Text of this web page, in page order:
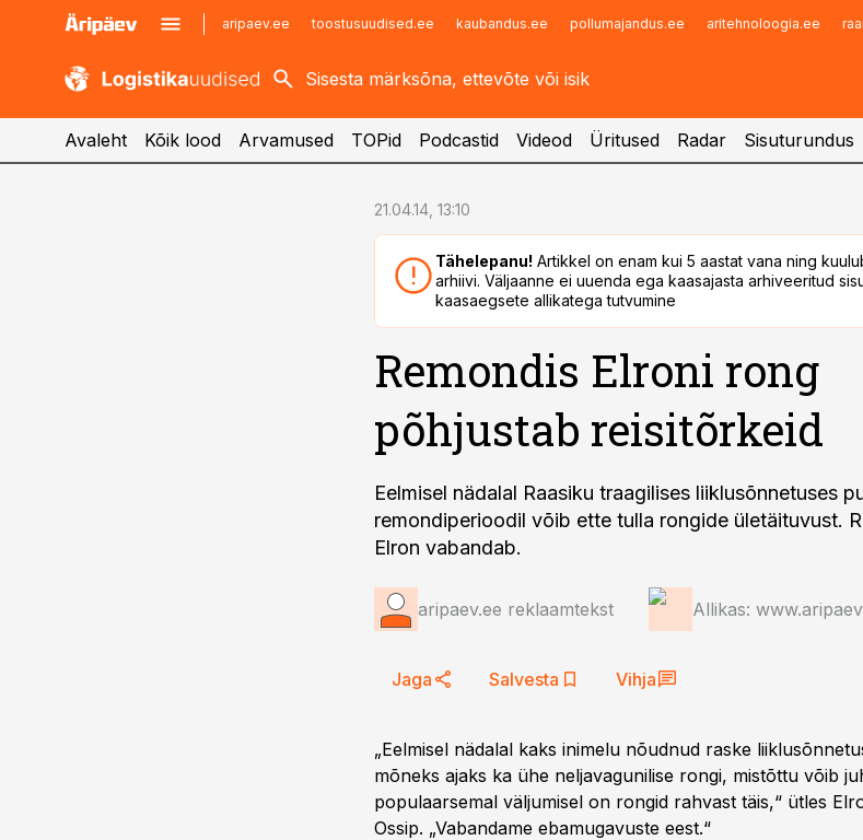
aripaev.ee toostusuudised.ee kaubandus.ee pollumajandus.ee aritehnoloogia.ee
kaubandus.ee
kinnisvarauudised.ee
imelineajalugu.ee
Infopank
Avaleht Kõik lood Arvamused TOPid Podcastid Videod Üritused Radar Sisuturundus
21.04.14, 13:10
Tähelepanu! Artikkel on enam kui 5 aastat vana ning
arhiivi. Väljaanne ei uuenda ega kaasajasta arhiveeritud
kaasaegsete allikatega tutvumine
Remondis Elroni rong
põhjustab reisitõrkeid
Eelmisel nädalal Raasiku traagilises liiklusõnnetuses
remondiperioodil võib ette tulla rongide ületäituvust.
Elron vabandab.
aripaev.ee reklaamtekst Allikas:
Jaga Salvesta Vihja
„Eelmisel nädalal kaks inimelu nõudnud raske
mõneks ajaks ka ühe neljavagunilise rongi, mistõttu võib
populaarsemal väljumisel on rongid rahvast täis,“ ütles
Ossip. „Vabandame ebamugavuste eest.“